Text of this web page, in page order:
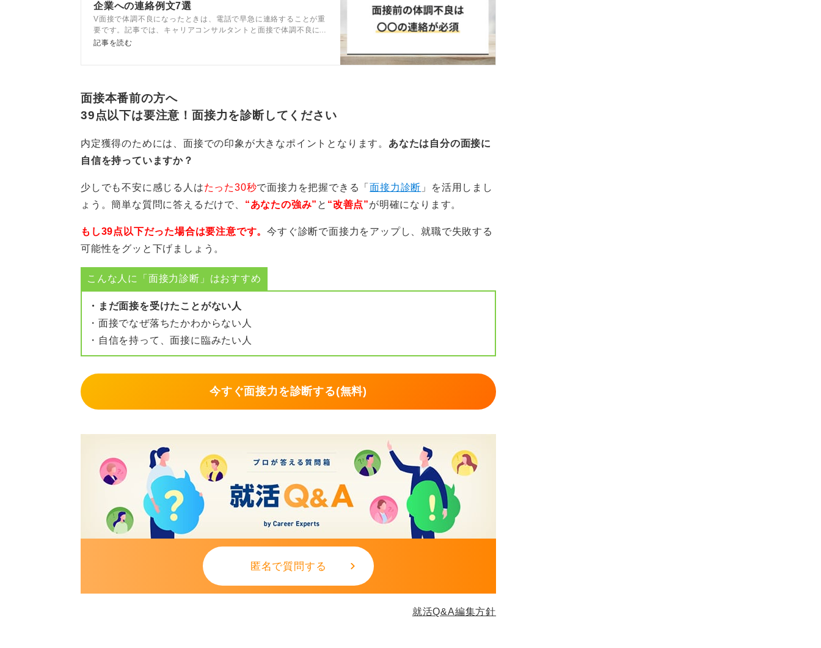
れば調整したい旨を伝えましょう。
電話をする時間としては、朝一番や終業後はいろいろなところで電話がかかって
くるので、避けると良いかもしれません。その辺りを避けつつも、なるべく早め
0
企業への連絡例文7選
V面接で体調不良になったときは、電話で早急に連絡することが重
要です。記事では、キャリアコンサルタントと面接で体調不良に
なったときの連絡方法や印象を下げない対応を解説します。
記事を読む
面接本番前の方へ
39点以下は要注意！面接力を診断してください
内定獲得のためには、面接での印象が大きなポイントとなります。 あなたは自分の面接に
自信を持っていますか？
少しでも不安に感じる人はたった30秒で面接力を把握できる「面接力診断 」を活用しまし
ょう。簡単な質問に答えるだけで、 “あなたの強み” と “改善点”が明確になります。
もし39点以下だった場合は要注意です。今すぐ診断で面接力をアップし、就職で失敗する
可能性をグッと下げましょう。
こんな人に「面接力診断」はおすすめ
・まだ面接を受けたことがない人
・面接でなぜ落ちたかわからない人
・自信を持って、面接に臨みたい人
今すぐ面接力を診断する(無料)
匿名で質問する
就活Q&A編集方針